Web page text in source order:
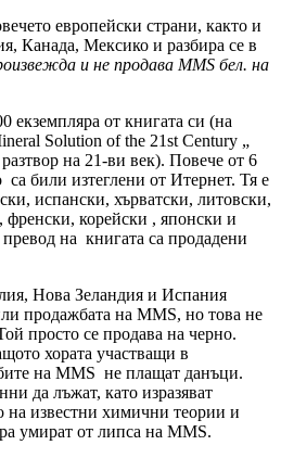
европейски страни, както и
Канада, Мексико и разбира се в
и не продава MMS бел. на
от книгата си (на
Solution of the 21st Century „
на 21-ви век). Повече от 6
били изтеглени от Итернет. Тя е
испански, хърватски, литовски,
корейски , японски и
на книгата са продадени
Нова Зеландия и Испания
продажбата на MMS, но това не
просто се продава на черно.
хората участващи в
на MMS не плащат данъци.
да лъжат, като изразяват
на известни химични теории и
умират от липса на MMS.